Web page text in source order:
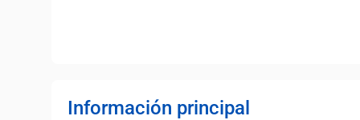
Información principal